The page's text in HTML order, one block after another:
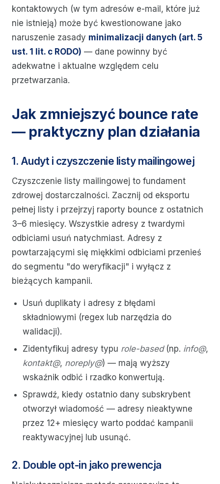
kontaktowych (w tym adresów e-mail, które już
nie istnieją) może być kwestionowane jako
naruszenie zasady minimalizacji danych (art. 5
ust. 1 lit. c RODO) — dane powinny być
adekwatne i aktualne względem celu
przetwarzania.
Jak zmniejszyć bounce rate
— praktyczny plan działania
1. Audyt i czyszczenie listy mailingowej
Czyszczenie listy mailingowej to fundament
zdrowej dostarczalności. Zacznij od eksportu
pełnej listy i przejrzyj raporty bounce z ostatnich
3–6 miesięcy. Wszystkie adresy z twardymi
odbiciami usuń natychmiast. Adresy z
powtarzającymi się miękkimi odbiciami przenieś
do segmentu "do weryfikacji" i wyłącz z
bieżących kampanii.
Usuń duplikaty i adresy z błędami
składniowymi (regex lub narzędzia do
walidacji).
Zidentyfikuj adresy typu role-based(np. info@,
kontakt@, noreply@) — mają wyższy
wskaźnik odbić i rzadko konwertują.
Sprawdź, kiedy ostatnio dany subskrybent
otworzył wiadomość — adresy nieaktywne
przez 12+ miesięcy warto poddać kampanii
reaktywacyjnej lub usunąć.
2. Double opt-in jako prewencja